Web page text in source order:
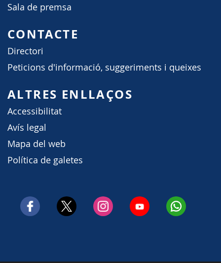
Sala de premsa
CONTACTE
Directori
Peticions d'informació, suggeriments i queixes
ALTRES ENLLAÇOS
Accessibilitat
Avís legal
Mapa del web
Política de galetes